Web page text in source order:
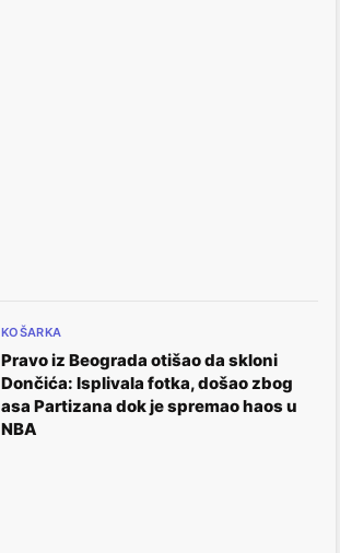
KOŠARKA
Pravo iz Beograda otišao da skloni
Dončića: Isplivala fotka, došao zbog
asa Partizana dok je spremao haos u
NBA